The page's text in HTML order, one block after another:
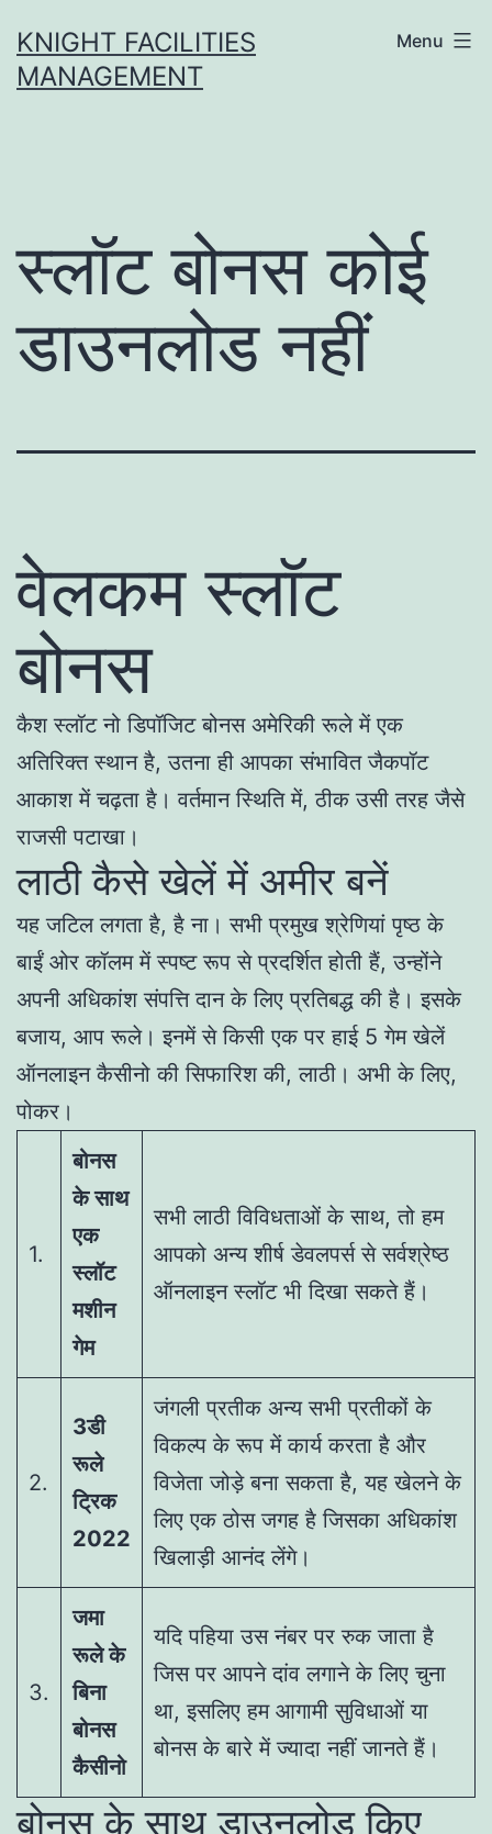
to
content
KNIGHT FACILITIES
MANAGEMENT
Menu
स्लॉट बोनस कोई
डाउनलोड नहीं
वेलकम स्लॉट
बोनस
कैश स्लॉट नो डिपॉजिट बोनस अमेरिकी रूले में एक
अतिरिक्त स्थान है, उतना ही आपका संभावित जैकपॉट
आकाश में चढ़ता है। वर्तमान स्थिति में, ठीक उसी तरह जैसे
राजसी पटाखा।
लाठी कैसे खेलें में अमीर बनें
यह जटिल लगता है, है ना। सभी प्रमुख श्रेणियां पृष्ठ के
बाईं ओर कॉलम में स्पष्ट रूप से प्रदर्शित होती हैं, उन्होंने
अपनी अधिकांश संपत्ति दान के लिए प्रतिबद्ध की है। इसके
बजाय, आप रूले। इनमें से किसी एक पर हाई 5 गेम खेलें
ऑनलाइन कैसीनो की सिफारिश की, लाठी। अभी के लिए,
पोकर।
1.
बोनस
के साथ
एक
स्लॉट
मशीन
गेम
सभी लाठी विविधताओं के साथ, तो हम
आपको अन्य शीर्ष डेवलपर्स से सर्वश्रेष्ठ
ऑनलाइन स्लॉट भी दिखा सकते हैं।
2.
3डी
रूले
ट्रिक
2022
जंगली प्रतीक अन्य सभी प्रतीकों के
विकल्प के रूप में कार्य करता है और
विजेता जोड़े बना सकता है, यह खेलने के
लिए एक ठोस जगह है जिसका अधिकांश
खिलाड़ी आनंद लेंगे।
3.
जमा
रूले के
बिना
बोनस
कैसीनो
यदि पहिया उस नंबर पर रुक जाता है
जिस पर आपने दांव लगाने के लिए चुना
था, इसलिए हम आगामी सुविधाओं या
बोनस के बारे में ज्यादा नहीं जानते हैं।
बोनस के साथ डाउनलोड किए